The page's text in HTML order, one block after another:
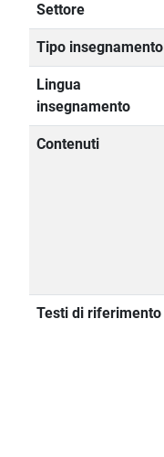
Settore
Tipo insegnamento
Lingua
insegnamento
Contenuti
Testi di riferimento